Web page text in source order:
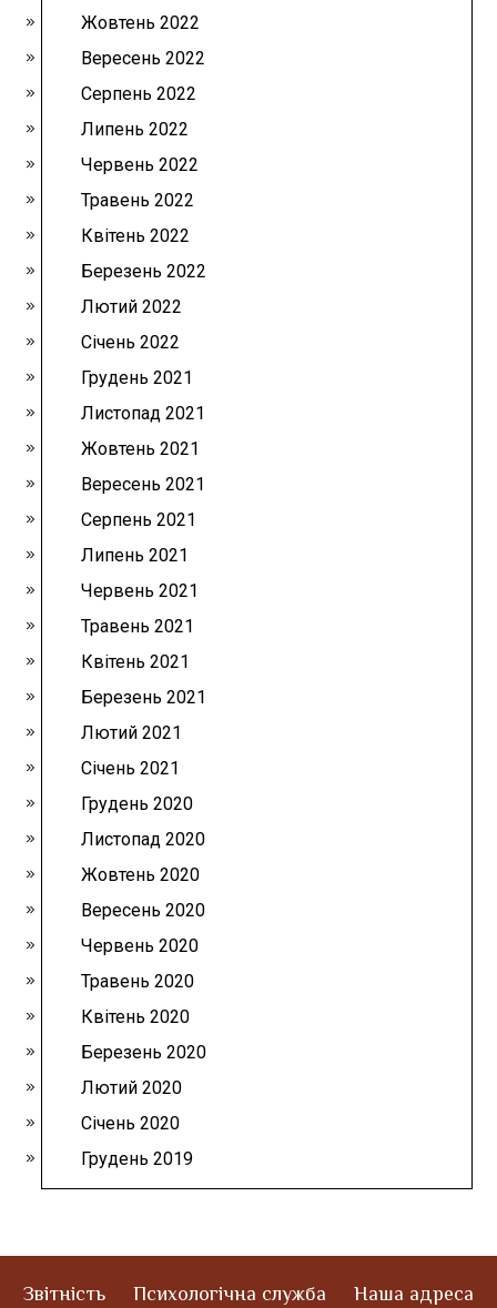
Жовтень 2022
Вересень 2022
Серпень 2022
Липень 2022
Червень 2022
Травень 2022
Квітень 2022
Березень 2022
Лютий 2022
Січень 2022
Грудень 2021
Листопад 2021
Жовтень 2021
Вересень 2021
Серпень 2021
Липень 2021
Червень 2021
Травень 2021
Квітень 2021
Березень 2021
Лютий 2021
Січень 2021
Грудень 2020
Листопад 2020
Жовтень 2020
Вересень 2020
Червень 2020
Травень 2020
Квітень 2020
Березень 2020
Лютий 2020
Січень 2020
Грудень 2019
Звітність Психологічна служба Наша адреса